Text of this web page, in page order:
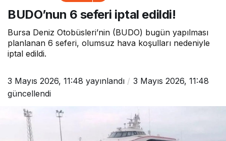
BUDO’nun 6 seferi iptal edildi!
Bursa Deniz Otobüsleri’nin (BUDO) bugün yapılması
planlanan 6 seferi, olumsuz hava koşulları nedeniyle
iptal edildi.
3 Mayıs 2026, 11:48 yayınlandı
3 Mayıs 2026, 11:48
güncellendi